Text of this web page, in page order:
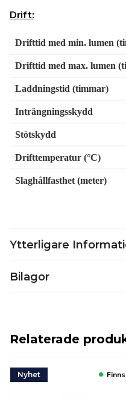
Drift:
Drifttid med min. lumen
Drifttid med max. lumen
Laddningstid (timmar)
Inträngningsskydd
Stötskydd
Drifttemperatur (°C)
Slaghållfasthet (meter)
Ytterligare
Bilagor
Relaterade
Nyhet